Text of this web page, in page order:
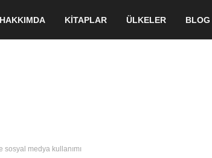
HAKKIMDA KİTAPLAR ÜLKELER BLOG
sosyal medya kullanımı